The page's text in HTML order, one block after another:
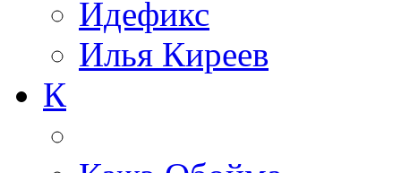
Идефикс
Илья Киреев
К